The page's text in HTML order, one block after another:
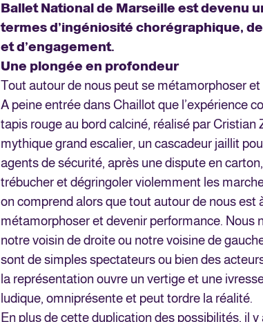
Ballet National de Marseille est devenu
termes d’ingéniosité chorégraphique,
et d’engagement.
Une plongée en profondeur
Tout autour de nous peut se métamorphoser
A peine entrée dans Chaillot que l’expérience
tapis rouge au bord calciné, réalisé par Cristian
mythique grand escalier, un cascadeur jaillit
agents de sécurité, après une dispute en
trébucher et dégringoler violemment les
on comprend alors que tout autour de nous est
métamorphoser et devenir performance. Nous
notre voisin de droite ou notre voisine de
sont de simples spectateurs ou bien des
la représentation ouvre un vertige et une
ludique, omniprésente et peut tordre la réalité.
En plus de cette duplication des possibilités, il